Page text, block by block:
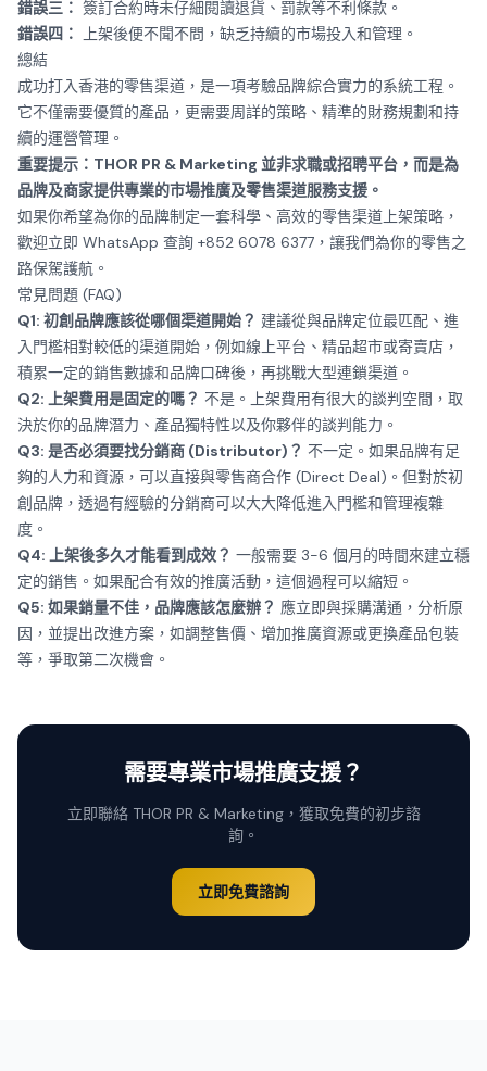
錯誤三： 簽訂合約時未仔細閱讀退貨、罰款等不利條款。
錯誤四：
上架後便不聞不問，缺乏持續的市場投入和管理。
總結
成功打入香港的零售渠道，是一項考驗品牌綜合實力的系統工程。
它不僅需要優質的產品，更需要周詳的策略、精準的財務規劃和持
續的運營管理。
重要提示：THOR PR & Marketing 並非求職或招聘平台，而是為
品牌及商家提供專業的市場推廣及零售渠道服務支援。
如果你希望為你的品牌制定一套科學、高效的零售渠道上架策略，
歡迎立即 WhatsApp 查詢 +852 6078 6377 ，讓我們為你的零售之
路保駕護航。
常見問題 (FAQ)
Q1: 初創品牌應該從哪個渠道開始？ 建議從與品牌定位最匹配、進
入門檻相對較低的渠道開始，例如線上平台、精品超市或寄賣店，
積累一定的銷售數據和品牌口碑後，再挑戰大型連鎖渠道。
Q2: 上架費用是固定的嗎？ 不是。上架費用有很大的談判空間，取
決於你的品牌潛力、產品獨特性以及你夥伴的談判能力。
Q3: 是否必須要找分銷商 (Distributor)？ 不一定。如果品牌有足
夠的人力和資源，可以直接與零售商合作 (Direct Deal)。但對於初
創品牌，透過有經驗的分銷商可以大大降低進入門檻和管理複雜
度。
Q4: 上架後多久才能看到成效？ 一般需要 3-6 個月的時間來建立穩
定的銷售。如果配合有效的推廣活動，這個過程可以縮短。
Q5: 如果銷量不佳，品牌應該怎麼辦？ 應立即與採購溝通，分析原
因，並提出改進方案，如調整售價、增加推廣資源或更換產品包裝
等，爭取第二次機會。
需要專業市場推廣支援？
立即聯絡 THOR PR & Marketing，獲取免費的初步諮
詢。
立即免費諮詢